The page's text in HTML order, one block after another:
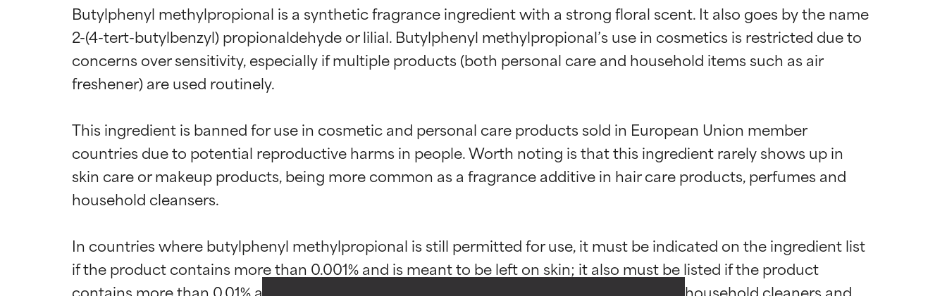
Butylphenyl methylpropional is a synthetic fragrance ingredient with a strong floral scent. It also goes by the name
2-(4-tert-butylbenzyl) propionaldehyde or lilial. Butylphenyl methylpropional’s use in cosmetics is restricted due to
concerns over sensitivity, especially if multiple products (both personal care and household items such as air
freshener) are used routinely.
This ingredient is banned for use in cosmetic and personal care products sold in European Union member
countries due to potential reproductive harms in people. Worth noting is that this ingredient rarely shows up in
skin care or makeup products, being more common as a fragrance additive in hair care products, perfumes and
household cleansers.
In countries where butylphenyl methylpropional is still permitted for use, it must be indicated on the ingredient list
if the product contains more than 0.001% and is meant to be left on skin; it also must be listed if the product
contains more than 0.01% and is meant to be rinsed. This would not apply to its usage in household cleaners and
Bewertung der Inhaltsstoffe
Hauttypen und -probleme.
GUT
Bewertung der Inhaltsstoffe
Hauttypen und -probleme.
GUT